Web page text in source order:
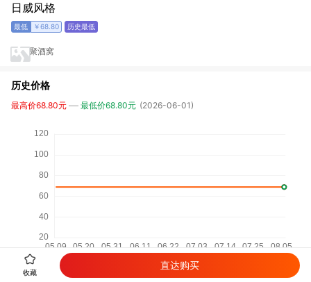
日威风格
￥68.80
聚酒窝
历史价格
最高价68.80元 最低价68.80元 (2026-06-01)
相关商品
收藏
直达购买